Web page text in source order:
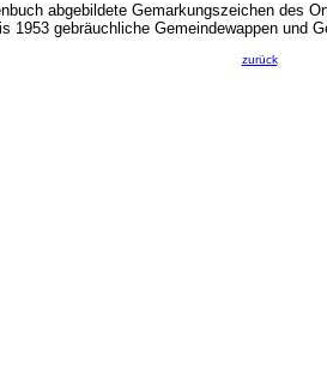
abgebildete Gemarkungszeichen des
gebräuchliche Gemeindewappen und
zurück